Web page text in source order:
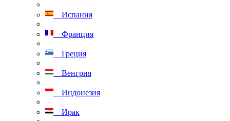
Испания
Франция
Греция
Венгрия
Индонезия
Ирак